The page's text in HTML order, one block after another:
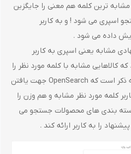
ترین کلمه هم معنی را جایگزین
اسپری می شود ! و به کاربر
داده می شود .
مشابه یعنی اسپری به کاربر
کالاهایی مشابه با کلمه مورد نظر را
در بر می گیرد. لازم به ذکر است که OpenSearch جهت یافتن
کلمه مورد نظر مشابه و هم وزن را
بندی های محصولات جستجو می
را به کاربر ارائه کند .